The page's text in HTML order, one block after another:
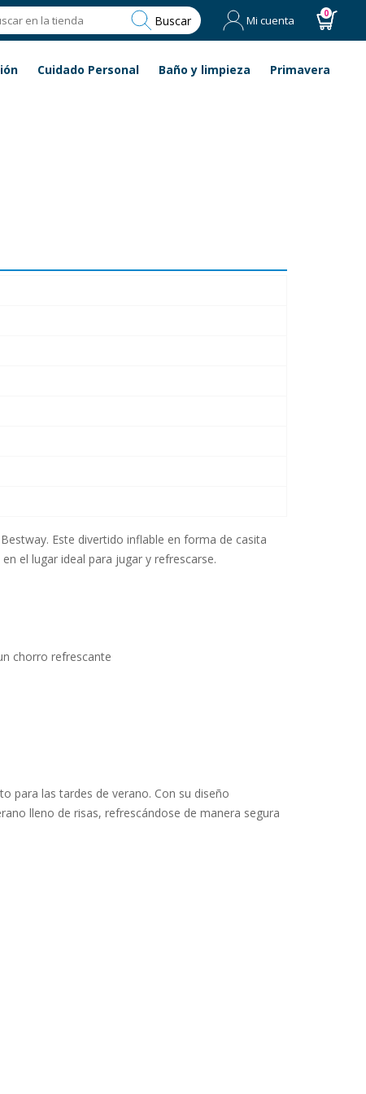
Buscar Mi cuenta 0
Cuidado Personal Baño y limpieza Primavera
Este divertido inflable en forma de casita
el lugar ideal para jugar y refrescarse.
chorro refrescante
para las tardes de verano. Con su diseño
lleno de risas, refrescándose de manera segura